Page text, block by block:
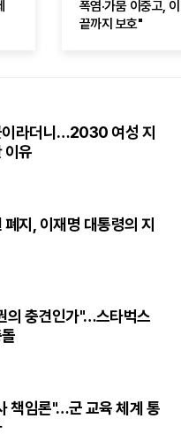
폭염·가뭄 이중고,
끝까지 보호"
이라더니…2030 여성 지
이유
지, 이재명 대통령의 지
의 충견인가"…스타벅스
책임론"…군 교육 체계 통